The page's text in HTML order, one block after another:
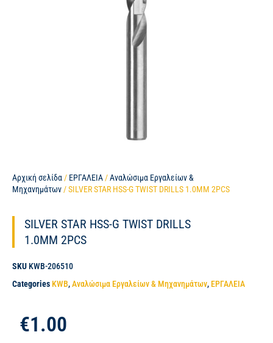
Αρχική σελίδα / ΕΡΓΑΛΕΙΑ /Αναλώσιμα Εργαλείων &
Μηχανημάτων / SILVER STAR HSS-G TWIST DRILLS 1.0MM 2PCS
SILVER STAR HSS-G TWIST DRILLS
1.0MM 2PCS
SKU KWB-206510
Categories KWB,Αναλώσιμα Εργαλείων & Μηχανημάτων, ΕΡΓΑΛΕΙΑ
€1.00